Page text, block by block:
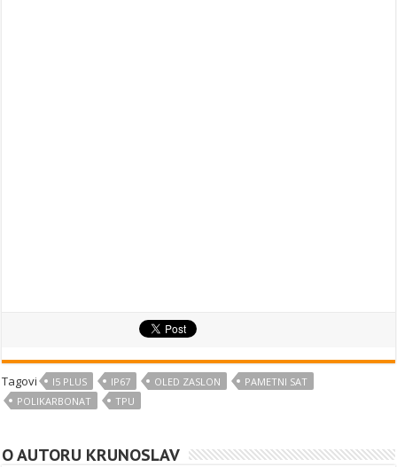
Tagovi I5 PLUS IP67 OLED ZASLON
PAMETNI SAT
POLIKARBONAT
TPU
O AUTORU KRUNOSLAV